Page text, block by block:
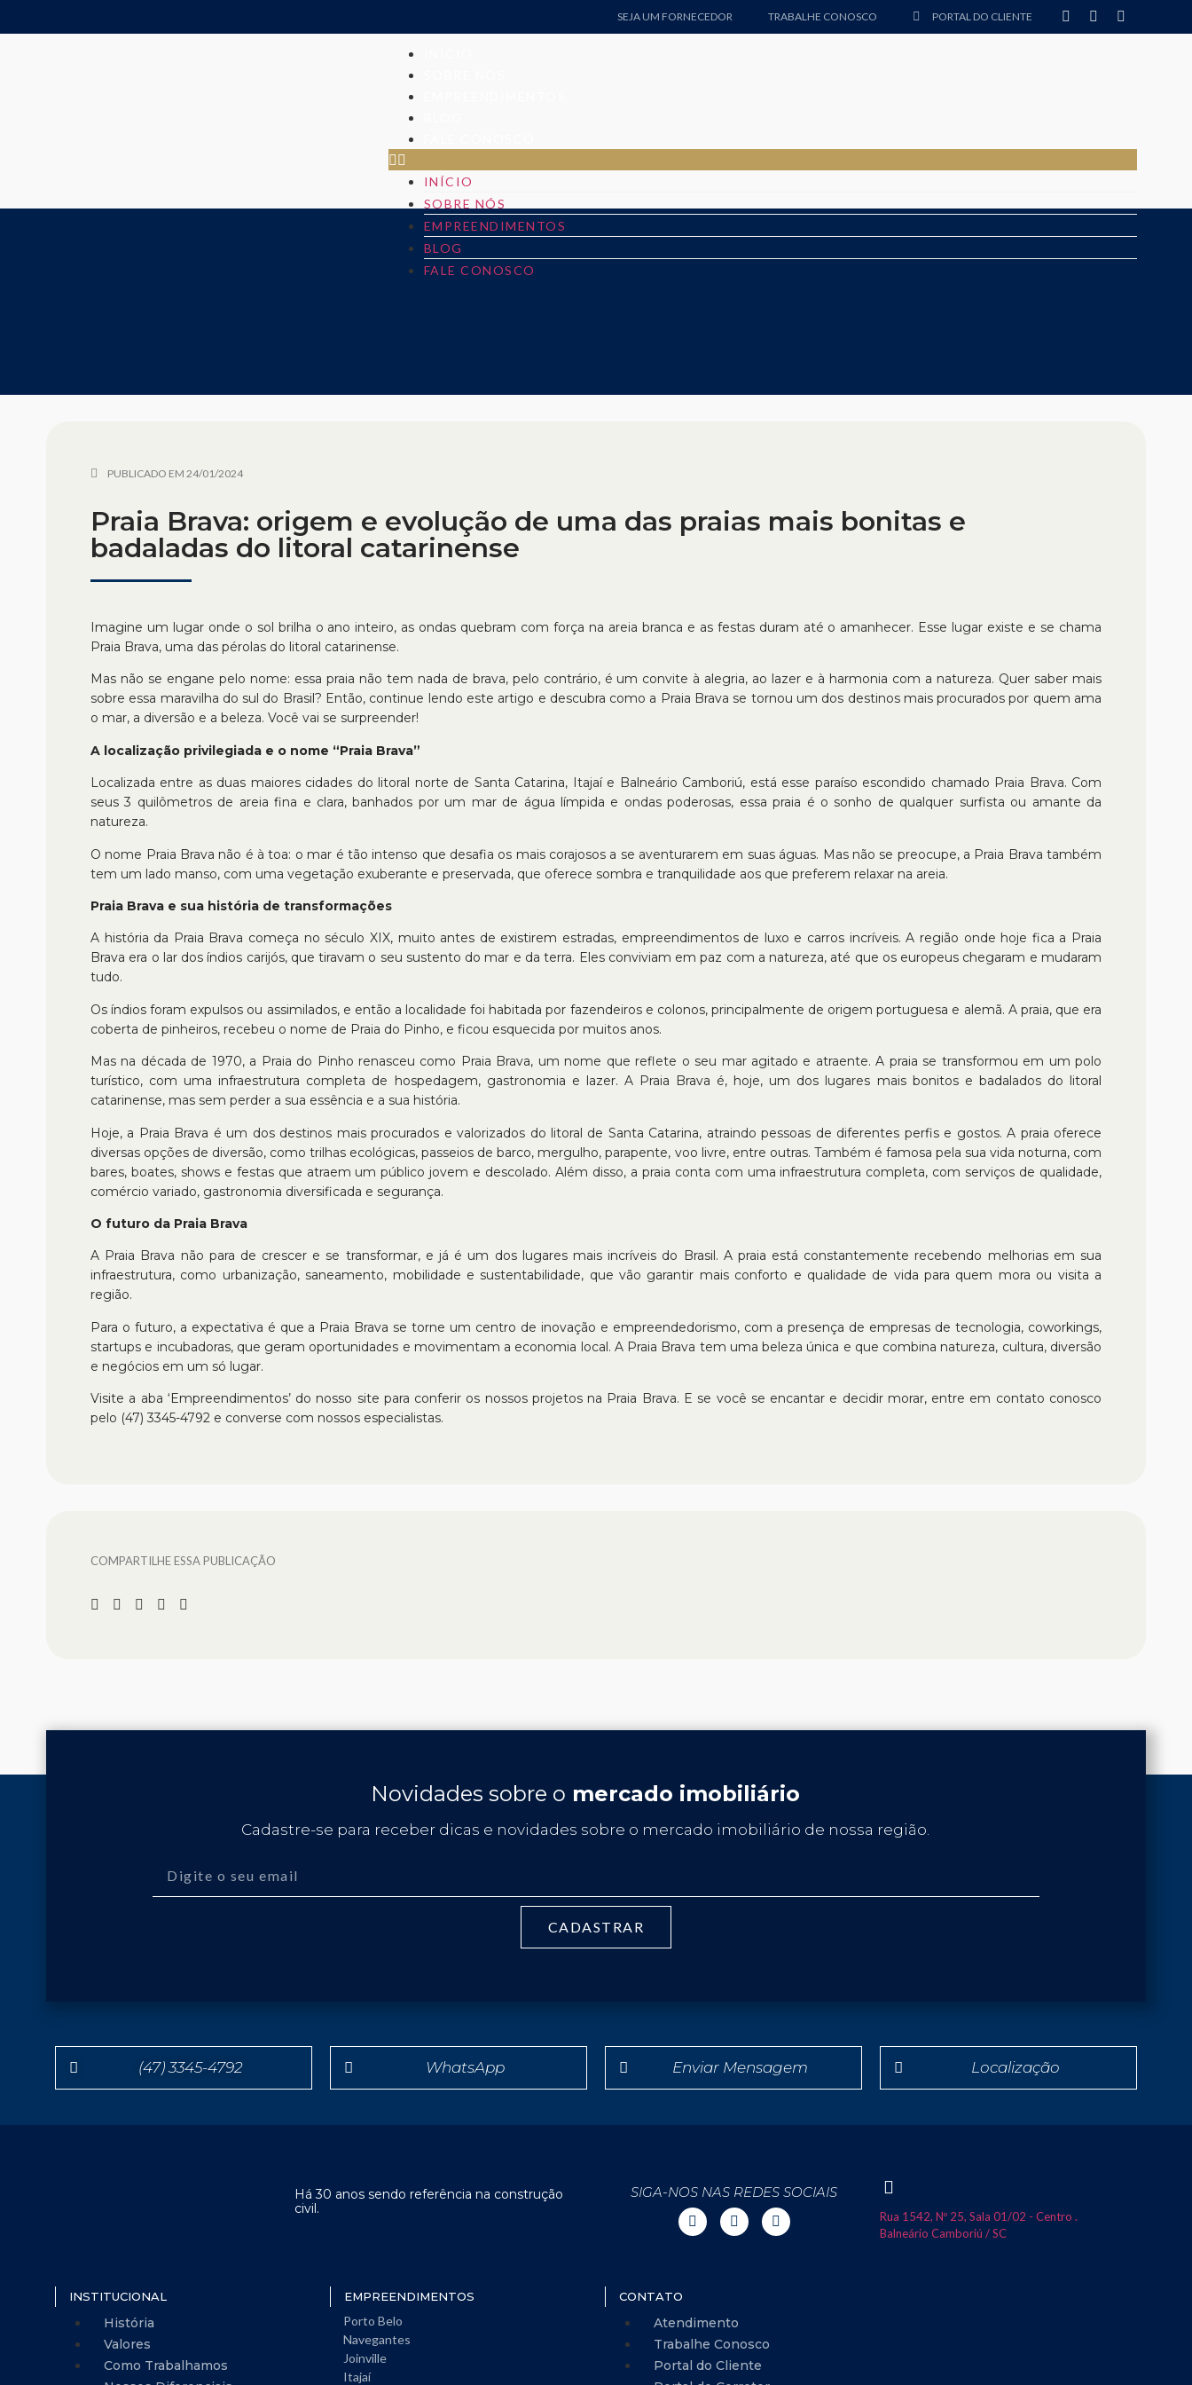
SEJA UM FORNECEDOR TRABALHE CONOSCO PORTAL DO CLIENTE
INÍCIO
SOBRE NÓS
EMPREENDIMENTOS
BLOG
FALE CONOSCO
PUBLICADO EM 24/01/2024
Praia Brava: origem e evolução de uma das praias mais bonitas e
badaladas do litoral catarinense
Imagine um lugar onde o sol brilha o ano inteiro, as ondas quebram com força na areia branca e as festas duram até o amanhecer. Esse lugar existe e se chama
Praia Brava, uma das pérolas do litoral catarinense.
Mas não se engane pelo nome: essa praia não tem nada de brava, pelo contrário, é um convite à alegria, ao lazer e à harmonia com a natureza. Quer saber mais
sobre essa maravilha do sul do Brasil? Então, continue lendo este artigo e descubra como a Praia Brava se tornou um dos destinos mais procurados por quem ama
o mar, a diversão e a beleza. Você vai se surpreender!
A localização privilegiada e o nome “Praia Brava”
Localizada entre as duas maiores cidades do litoral norte de Santa Catarina, Itajaí e Balneário Camboriú, está esse paraíso escondido chamado Praia Brava. Com
seus 3 quilômetros de areia fina e clara, banhados por um mar de água límpida e ondas poderosas, essa praia é o sonho de qualquer surfista ou amante da
natureza.
O nome Praia Brava não é à toa: o mar é tão intenso que desafia os mais corajosos a se aventurarem em suas águas. Mas não se preocupe, a Praia Brava também
tem um lado manso, com uma vegetação exuberante e preservada, que oferece sombra e tranquilidade aos que preferem relaxar na areia.
Praia Brava e sua história de transformações
A história da Praia Brava começa no século XIX, muito antes de existirem estradas, empreendimentos de luxo e carros incríveis. A região onde hoje fica a Praia
Brava era o lar dos índios carijós, que tiravam o seu sustento do mar e da terra. Eles conviviam em paz com a natureza, até que os europeus chegaram e mudaram
tudo.
Os índios foram expulsos ou assimilados, e então a localidade foi habitada por fazendeiros e colonos, principalmente de origem portuguesa e alemã. A praia, que era
coberta de pinheiros, recebeu o nome de Praia do Pinho, e ficou esquecida por muitos anos.
Mas na década de 1970, a Praia do Pinho renasceu como Praia Brava, um nome que reflete o seu mar agitado e atraente. A praia se transformou em um polo
turístico, com uma infraestrutura completa de hospedagem, gastronomia e lazer. A Praia Brava é, hoje, um dos lugares mais bonitos e badalados do litoral
catarinense, mas sem perder a sua essência e a sua história.
Hoje, a Praia Brava é um dos destinos mais procurados e valorizados do litoral de Santa Catarina, atraindo pessoas de diferentes perfis e gostos. A praia oferece
diversas opções de diversão, como trilhas ecológicas, passeios de barco, mergulho, parapente, voo livre, entre outras. Também é famosa pela sua vida noturna, com
bares, boates, shows e festas que atraem um público jovem e descolado. Além disso, a praia conta com uma infraestrutura completa, com serviços de qualidade,
comércio variado, gastronomia diversificada e segurança.
O futuro da Praia Brava
A Praia Brava não para de crescer e se transformar, e já é um dos lugares mais incríveis do Brasil. A praia está constantemente recebendo melhorias em sua
infraestrutura, como urbanização, saneamento, mobilidade e sustentabilidade, que vão garantir mais conforto e qualidade de vida para quem mora ou visita a
região.
Para o futuro, a expectativa é que a Praia Brava se torne um centro de inovação e empreendedorismo, com a presença de empresas de tecnologia, coworkings,
startups e incubadoras, que geram oportunidades e movimentam a economia local. A Praia Brava tem uma beleza única e que combina natureza, cultura, diversão
e negócios em um só lugar.
Visite a aba ‘Empreendimentos’ do nosso site para conferir os nossos projetos na Praia Brava. E se você se encantar e decidir morar, entre em contato conosco
pelo (47) 3345-4792 e converse com nossos especialistas.
COMPARTILHE ESSA PUBLICAÇÃO
Novidades sobre o mercado imobiliário
Cadastre-se para receber dicas e novidades sobre o mercado imobiliário de nossa região.
CADASTRAR
(47) 3345-4792 WhatsApp Enviar Mensagem Localização
Há 30 anos sendo referência na construção
civil.
SIGA-NOS NAS REDES SOCIAIS
Rua 1542, Nº 25, Sala 01/02 - Centro .
Balneário Camboriú / SC
INSTITUCIONAL
História
Valores
Como Trabalhamos
EMPREENDIMENTOS
Porto Belo
Navegantes
Joinville
Itajaí
CONTATO
Atendimento
Trabalhe Conosco
Portal do Cliente